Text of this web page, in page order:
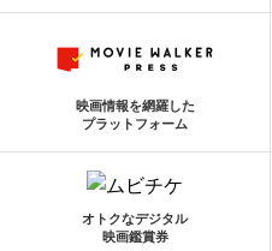
映画情報を網羅した
プラットフォーム
オトクなデジタル
映画鑑賞券